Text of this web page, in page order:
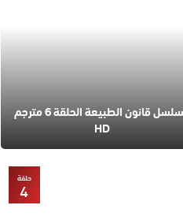
مسلسل قانون الطبيعة الحلقة 6 مترجم
HD
حلقة
4